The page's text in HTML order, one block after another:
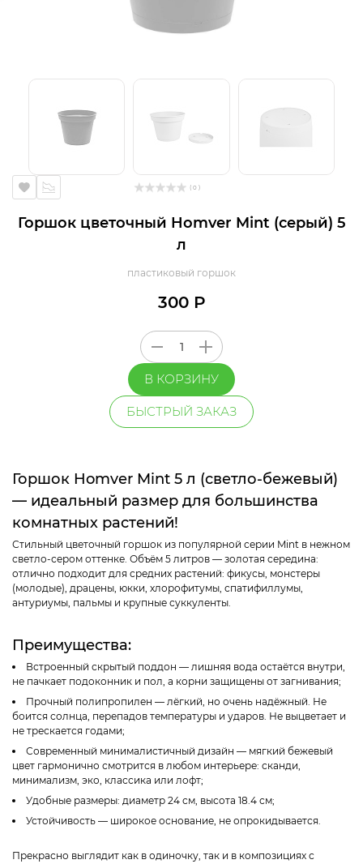
( 0 )
Горшок цветочный Homver Mint (серый) 5
л
пластиковый горшок
300 Р
В КОРЗИНУ
БЫСТРЫЙ ЗАКАЗ
Горшок Homver Mint 5 л (светло-бежевый)
— идеальный размер для большинства
комнатных растений!
Стильный цветочный горшок из популярной серии Mint в нежном
светло-сером оттенке. Объём 5 литров — золотая середина:
отлично подходит для средних растений: фикусы, монстеры
(молодые), драцены, юкки, хлорофитумы, спатифиллумы,
антуриумы, пальмы и крупные суккуленты.
Преимущества:
Встроенный скрытый поддон — лишняя вода остаётся внутри,
не пачкает подоконник и пол, а корни защищены от загнивания;
Прочный полипропилен — лёгкий, но очень надёжный. Не
боится солнца, перепадов температуры и ударов. Не выцветает и
не трескается годами;
Современный минималистичный дизайн — мягкий бежевый
цвет гармонично смотрится в любом интерьере: сканди,
минимализм, эко, классика или лофт;
Удобные размеры: диаметр 24 см, высота 18.4 см;
Устойчивость — широкое основание, не опрокидывается.
Прекрасно выглядит как в одиночку, так и в композициях с